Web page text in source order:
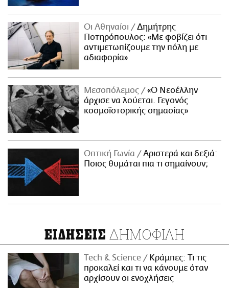
Οι Αθηναίοι
Δημήτρης
Ποτηρόπουλος: «Με φοβίζει ότι
αντιμετωπίζουμε την πόλη με
αδιαφορία»
Μεσοπόλεμος
«Ο Νεοέλλην
άρχισε να λούεται. Γεγονός
κοσμοϊστορικής σημασίας»
Οπτική Γωνία
Αριστερά και δεξιά:
Ποιος θυμάται πια τι σημαίνουν;
ΕΙΔΗΣΕΙΣ ΔΗΜΟΦΙΛΗ
Τech & Science
Κράμπες: Τι τις
προκαλεί και τι να κάνουμε όταν
αρχίσουν οι ενοχλήσεις